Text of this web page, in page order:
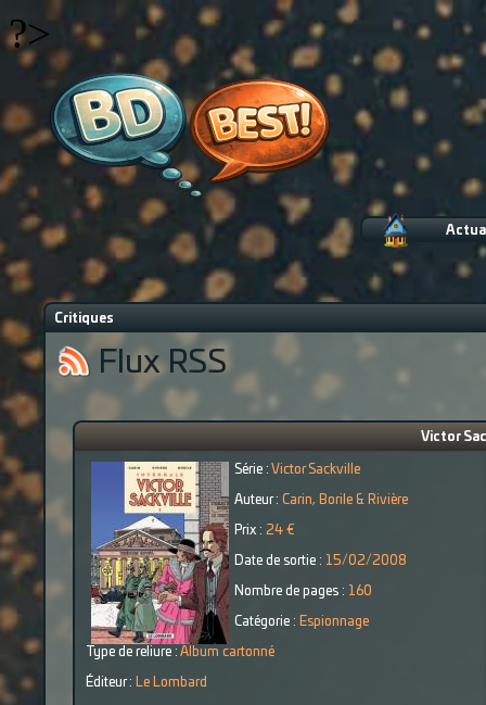
?>
Critiques
Flux RSS
Victor
Série : Victor Sackville
Auteur : Carin, Borile & Rivière
Prix : 24 €
Date de sortie : 15/02/2008
Nombre de pages : 160
Catégorie : Espionnage
Type de reliure : Album cartonné
Éditeur : Le Lombard